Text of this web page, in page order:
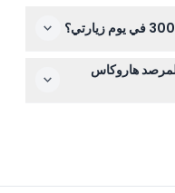
لتقديمها عند مكتب
بتذكرتك
هاروكاس